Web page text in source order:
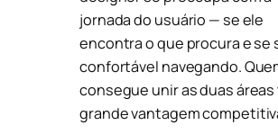
jornada do usuário — se ele
encontra o que procura e se
confortável navegando.
consegue unir as duas
grande vantagem